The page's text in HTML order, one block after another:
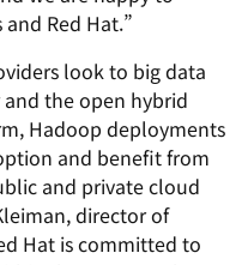
Red Hat.”
look to big data
the open hybrid
Hadoop deployments
and benefit from
and private cloud
director of
Hat is committed to